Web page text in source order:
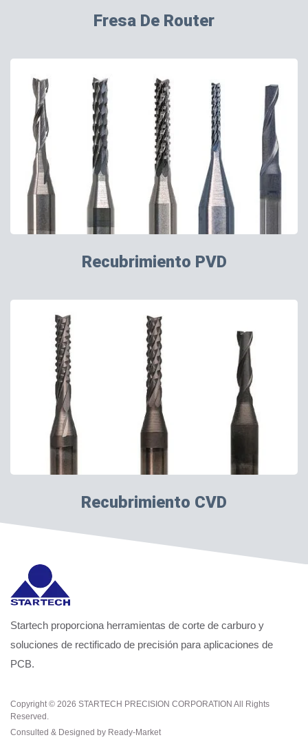
Fresa De Router
Recubrimiento PVD
Recubrimiento CVD
Startech proporciona herramientas de corte de carburo y
soluciones de rectificado de precisión para aplicaciones de
PCB.
Copyright © 2026 STARTECH PRECISION CORPORATION All Rights
Reserved.
Consulted & Designed by Ready-Market